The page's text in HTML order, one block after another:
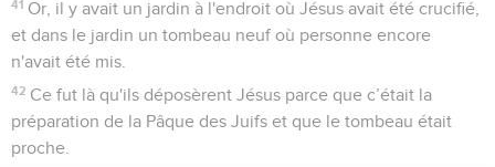
41 Or, il y avait un jardin à l'endroit où Jésus avait été crucifié,
et dans le jardin un tombeau neuf où personne encore
n'avait été mis.
42 Ce fut là qu'ils déposèrent Jésus parce que c’était la
préparation de la Pâque des Juifs et que le tombeau était
proche.